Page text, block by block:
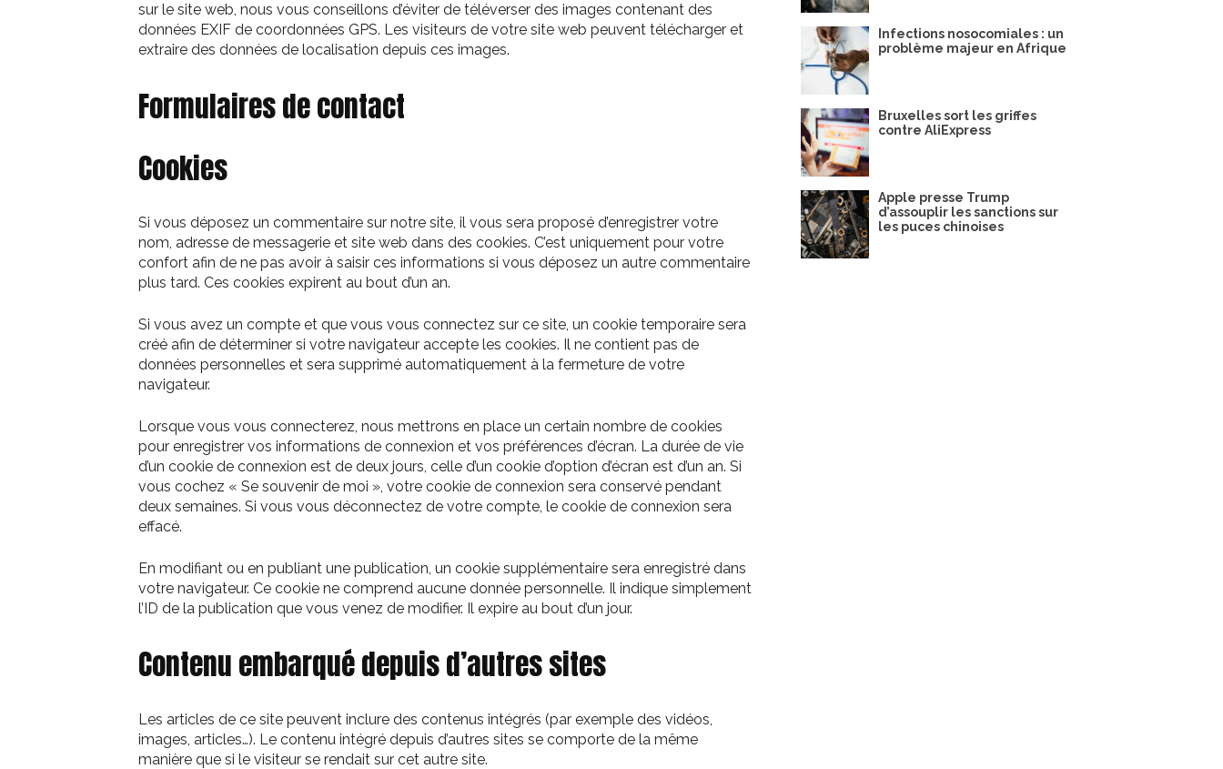
sur le site web, nous vous conseillons d’éviter de téléverser des images contenant des
données EXIF de coordonnées GPS. Les visiteurs de votre site web peuvent télécharger et
extraire des données de localisation depuis ces images.
Formulaires de contact
Cookies
Si vous déposez un commentaire sur notre site, il vous sera proposé d’enregistrer votre
nom, adresse de messagerie et site web dans des cookies. C’est uniquement pour votre
confort afin de ne pas avoir à saisir ces informations si vous déposez un autre commentaire
plus tard. Ces cookies expirent au bout d’un an.
Si vous avez un compte et que vous vous connectez sur ce site, un cookie temporaire sera
créé afin de déterminer si votre navigateur accepte les cookies. Il ne contient pas de
données personnelles et sera supprimé automatiquement à la fermeture de votre
navigateur.
Lorsque vous vous connecterez, nous mettrons en place un certain nombre de cookies
pour enregistrer vos informations de connexion et vos préférences d’écran. La durée de vie
d’un cookie de connexion est de deux jours, celle d’un cookie d’option d’écran est d’un an. Si
vous cochez « Se souvenir de moi », votre cookie de connexion sera conservé pendant
deux semaines. Si vous vous déconnectez de votre compte, le cookie de connexion sera
effacé.
En modifiant ou en publiant une publication, un cookie supplémentaire sera enregistré dans
votre navigateur. Ce cookie ne comprend aucune donnée personnelle. Il indique simplement
l’ID de la publication que vous venez de modifier. Il expire au bout d’un jour.
Contenu embarqué depuis d’autres sites
Les articles de ce site peuvent inclure des contenus intégrés (par exemple des vidéos,
images, articles…). Le contenu intégré depuis d’autres sites se comporte de la même
manière que si le visiteur se rendait sur cet autre site.
Infections nosocomiales : un
problème majeur en Afrique
Bruxelles sort les griffes
contre AliExpress
Apple presse Trump
d’assouplir les sanctions sur
les puces chinoises